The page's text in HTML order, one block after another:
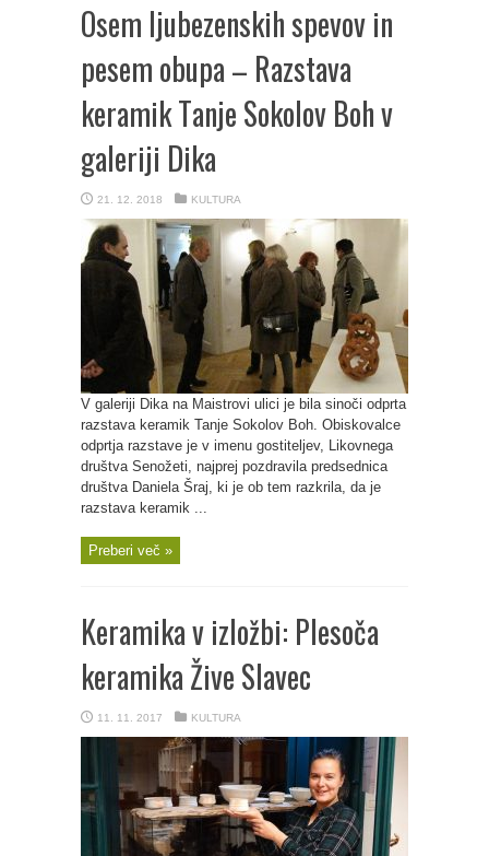
Osem ljubezenskih spevov in
pesem obupa – Razstava
keramik Tanje Sokolov Boh v
galeriji Dika
21. 12. 2018 KULTURA
V galeriji Dika na Maistrovi ulici je bila sinoči odprta
razstava keramik Tanje Sokolov Boh. Obiskovalce
odprtja razstave je v imenu gostiteljev, Likovnega
društva Senožeti, najprej pozdravila predsednica
društva Daniela Šraj, ki je ob tem razkrila, da je
razstava keramik ...
Preberi več »
Keramika v izložbi: Plesoča
keramika Žive Slavec
11. 11. 2017 KULTURA